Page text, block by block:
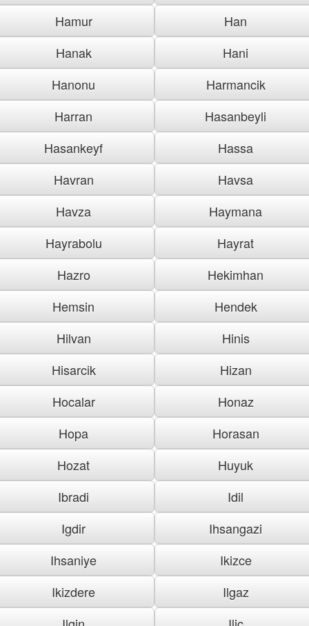
Hamur
Han
Hanak
Hani
Hanonu
Harmancik
Harran
Hasanbeyli
Hasankeyf
Hassa
Havran
Havsa
Havza
Haymana
Hayrabolu
Hayrat
Hazro
Hekimhan
Hemsin
Hendek
Hilvan
Hinis
Hisarcik
Hizan
Hocalar
Honaz
Hopa
Horasan
Hozat
Huyuk
Ibradi
Idil
Igdir
Ihsangazi
Ihsaniye
Ikizce
Ikizdere
Ilgaz